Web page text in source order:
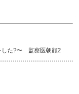
た?〜 監察医朝顔2